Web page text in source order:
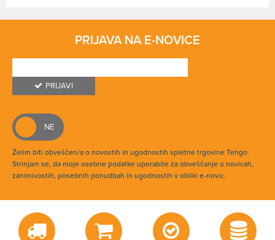
PRIJAVA NA E-NOVICE
PRIJAVI
Želim biti obveščen/a o novostih in ugodnostih spletne trgovine Tengo.
Strinjam se, da moje osebne podatke uporabite za obveščanje o novicah,
zanimivostih, posebnih ponudbah in ugodnostih v obliki e-novic.